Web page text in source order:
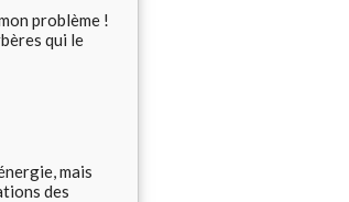
problème !
qui le
mais
des